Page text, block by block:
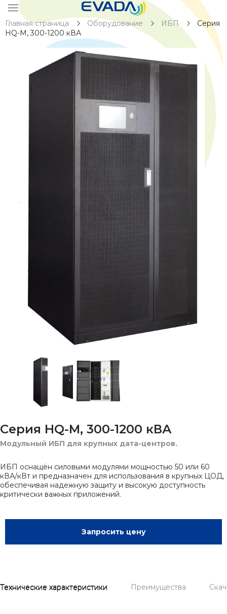
Главная страница Оборудование ИБП
Серия
HQ-M, 300-1200 кВА
Серия HQ-M, 300-1200 кВА
Модульный ИБП для крупных дата-центров.
ИБП оснащён силовыми модулями мощностью 50 или 60
кВА/кВт и предназначен для использования в крупных ЦОД,
обеспечивая надежную защиту и высокую доступность
критически важных приложений.
Запросить цену
Технические характеристики Преимущества